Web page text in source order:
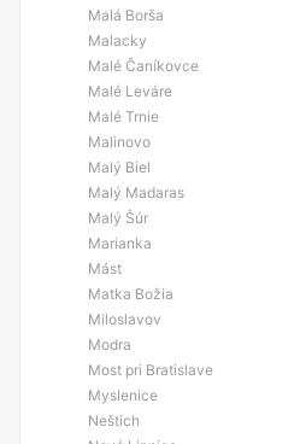
Malá Borša
Malacky
Malé Čaníkovce
Malé Leváre
Malé Trnie
Malinovo
Malý Biel
Malý Madaras
Malý Šúr
Marianka
Mást
Matka Božia
Miloslavov
Modra
Most pri Bratislave
Myslenice
Neštich